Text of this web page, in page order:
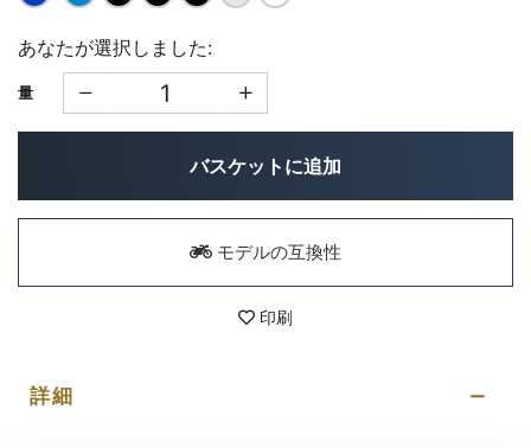
あなたが選択しました:
量
バスケットに追加
モデルの互換性
印刷
詳細